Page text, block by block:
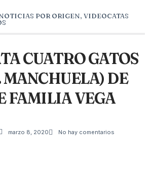
POR ORIGEN, VIDEOCATAS
CUATRO GATOS
MANCHUELA) DE
FAMILIA VEGA
marzo 8, 2020
No hay comentarios